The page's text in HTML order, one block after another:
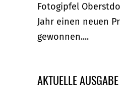
Fotogipfel
Jahr einen neuen
gewonnen....
AKTUELLE AUSGABE